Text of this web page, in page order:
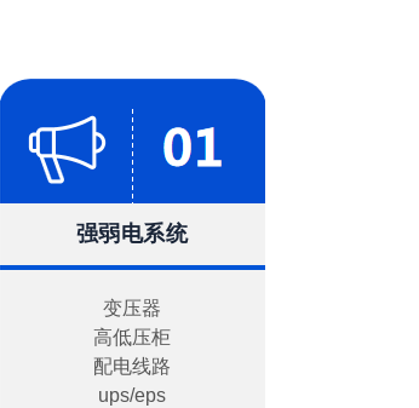
强弱电系统
变压器
高低压柜
配电线路
ups/eps